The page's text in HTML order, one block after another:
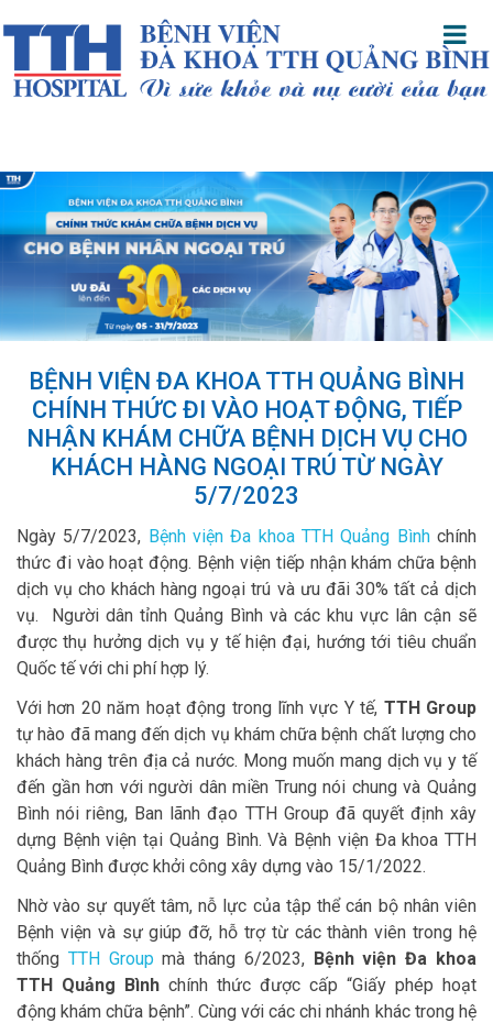
BỆNH VIỆN ĐA KHOA TTH QUẢNG BÌNH
CHÍNH THỨC ĐI VÀO HOẠT ĐỘNG, TIẾP
NHẬN KHÁM CHỮA BỆNH DỊCH VỤ CHO
KHÁCH HÀNG NGOẠI TRÚ TỪ NGÀY
5/7/2023
Ngày 5/7/2023, Bệnh viện Đa khoa TTH Quảng Bìnhchính
thức đi vào hoạt động. Bệnh viện tiếp nhận khám chữa bệnh
dịch vụ cho khách hàng ngoại trú và ưu đãi 30% tất cả dịch
vụ. Người dân tỉnh Quảng Bình và các khu vực lân cận sẽ
được thụ hưởng dịch vụ y tế hiện đại, hướng tới tiêu chuẩn
Quốc tế với chi phí hợp lý.
Với hơn 20 năm hoạt động trong lĩnh vực Y tế, TTH Group
tự hào đã mang đến dịch vụ khám chữa bệnh chất lượng cho
khách hàng trên địa cả nước. Mong muốn mang dịch vụ y tế
đến gần hơn với người dân miền Trung nói chung và Quảng
Bình nói riêng, Ban lãnh đạo TTH Group đã quyết định xây
dựng Bệnh viện tại Quảng Bình. Và Bệnh viện Đa khoa TTH
Quảng Bình được khởi công xây dựng vào 15/1/2022.
Nhờ vào sự quyết tâm, nỗ lực của tập thể cán bộ nhân viên
Bệnh viện và sự giúp đỡ, hỗ trợ từ các thành viên trong hệ
thống TTH Group mà tháng 6/2023, Bệnh viện Đa khoa
TTH Quảng Bình chính thức được cấp “Giấy phép hoạt
động khám chữa bệnh”. Cùng với các chi nhánh khác trong hệ